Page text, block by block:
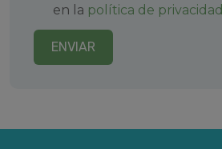
en la política de privacidad
ENVIAR